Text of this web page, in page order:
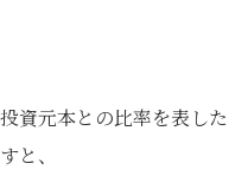
資元本との比率を表した
と、